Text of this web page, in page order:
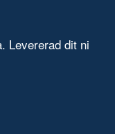
Levererad dit ni